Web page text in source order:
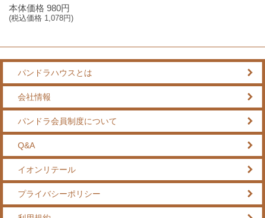
本体価格 980円
(税込価格 1,078円)
パンドラハウスとは
会社情報
パンドラ会員制度について
Q&A
イオンリテール
プライバシーポリシー